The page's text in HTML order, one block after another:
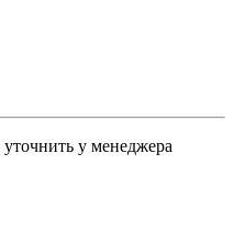
уточнить у менеджера